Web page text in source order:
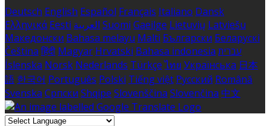
Deutsch English Español Français Italiano Dansk
Ελληνικά Eesti العربية Suomi Gaeilge Lietuvių Latviešu
Македонски Bahasa melayu Malti Български Беларускі
Čeština हिंदी Magyar Hrvatski Bahasa indonesia עברית
Íslenska Norsk Nederlands Türkçe ไทย Українська 日本
語 한국어 Português Polski Tiếng việt Русский Română
Svenska Српски Shqipe Slovenščina Slovenčina 中文